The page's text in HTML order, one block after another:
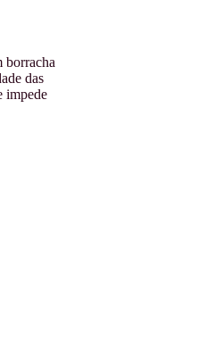
borracha
das
impede